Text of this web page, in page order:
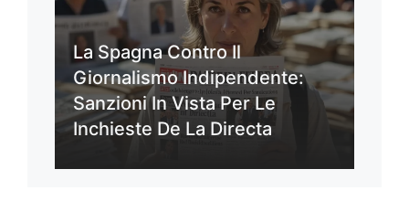
La Spagna Contro Il
Giornalismo Indipendente:
Sanzioni In Vista Per Le
Inchieste De La Directa